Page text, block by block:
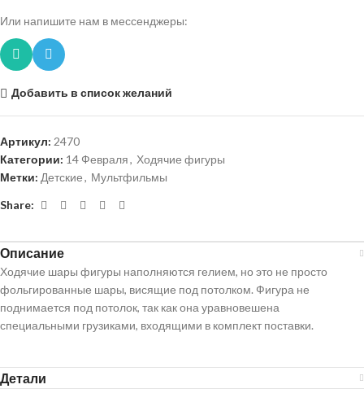
Или напишите нам в мессенджеры:
Добавить в список желаний
Артикул: 2470
Категории: 14 Февраля, Ходячие фигуры
Метки: Детские, Мультфильмы
Share:
Описание
Ходячие шары фигуры наполняются гелием, но это не просто
фольгированные шары, висящие под потолком. Фигура не
поднимается под потолок, так как она уравновешена
специальными грузиками, входящими в комплект поставки.
Детали